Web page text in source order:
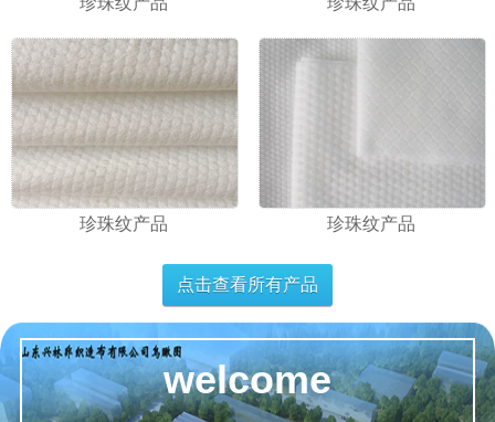
珍珠纹产品 珍珠纹产品
点击查看所有产品
welcome